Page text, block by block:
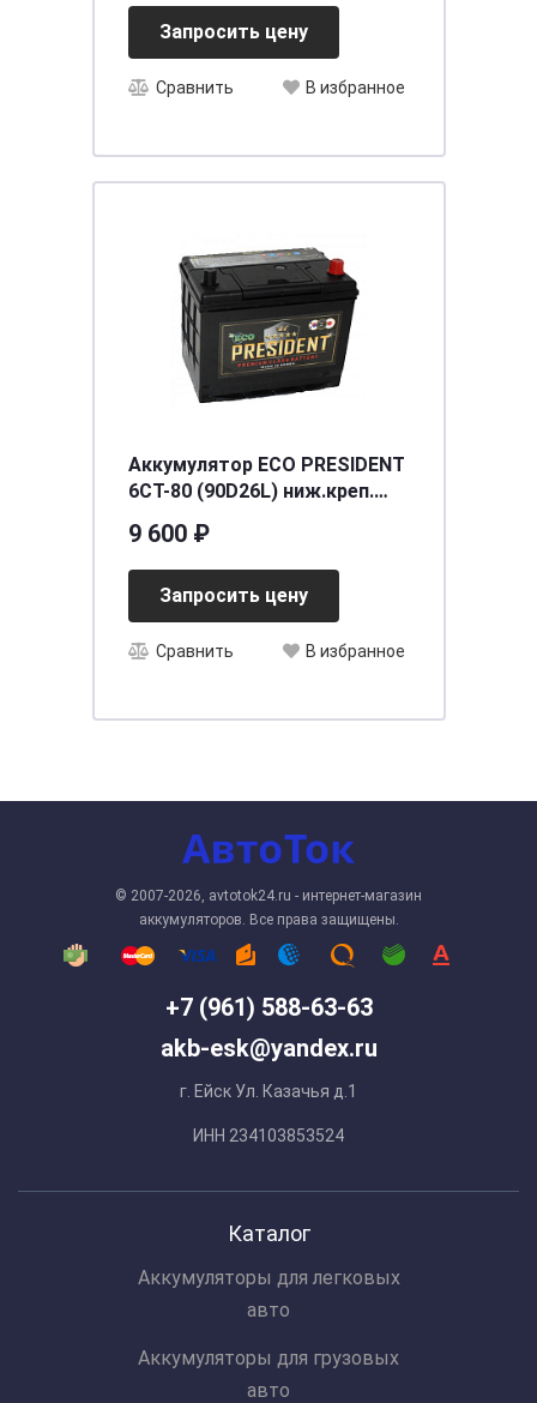
Запросить цену
Сравнить В избранное
Аккумулятор ECO PRESIDENT
6СТ-80 (90D26L) ниж.креп.
9 600 ₽
Запросить цену
Сравнить В избранное
+7 (961) 588-63-63
akb-esk@yandex.ru
г. Ейск Ул. Казачья д.1
ИНН 234103853524
© 2007-2026, avtotok24.ru - интернет-магазин
аккумуляторов. Все права защищены.
Каталог
Аккумуляторы для легковых
авто
Аккумуляторы для грузовых
авто